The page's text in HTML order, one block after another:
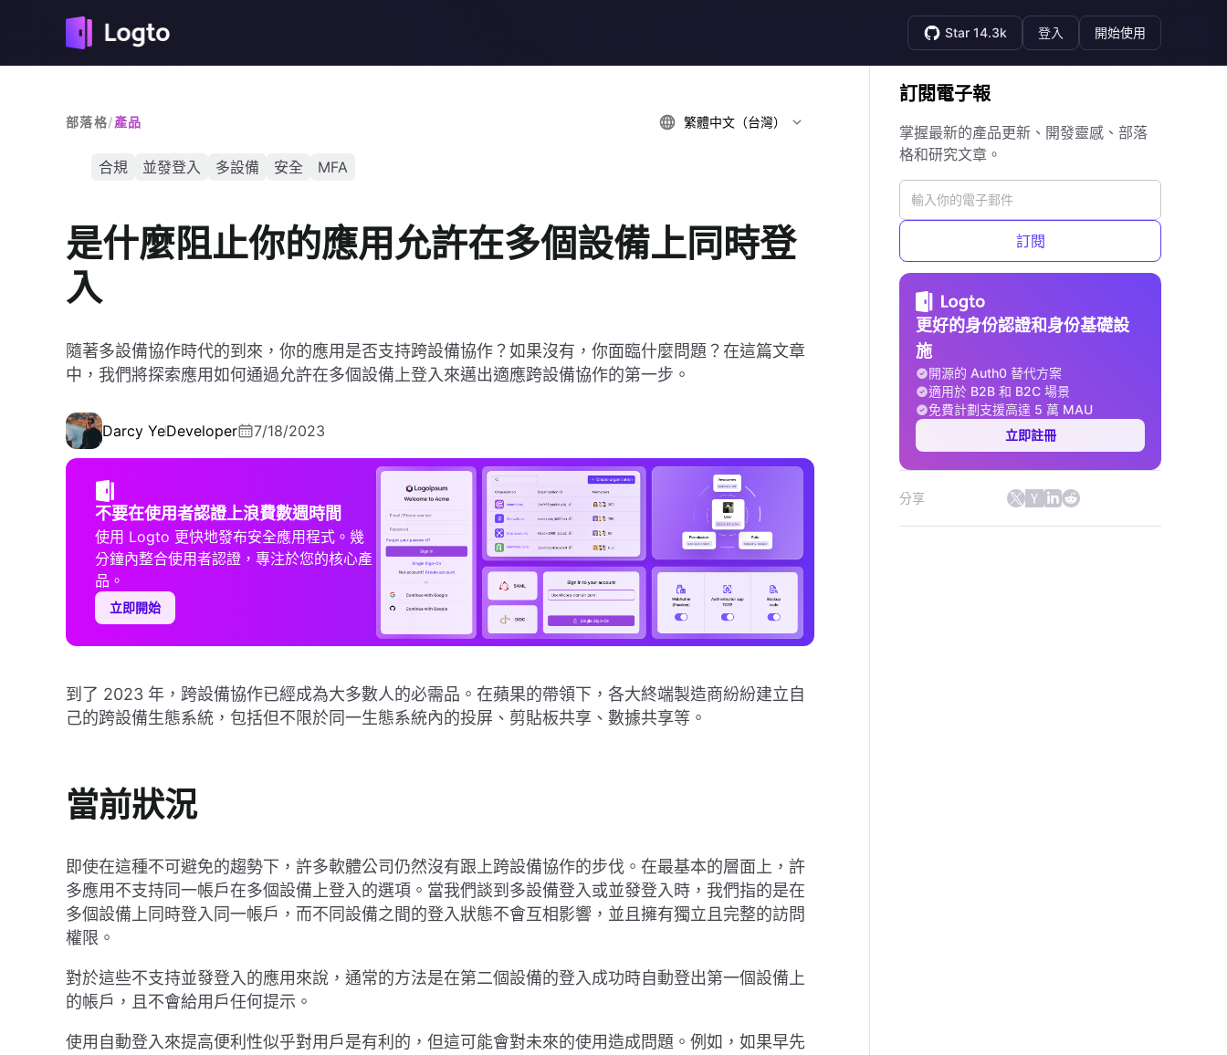
Star 14.3k 登入 開始使用
部落格/產品 繁體中文（台灣）
合規 並發登入 多設備 安全 MFA
是什麼阻止你的應用允許在多個設備上同時登
入
隨著多設備協作時代的到來，你的應用是否支持跨設備協作？如果沒有，你面臨什麼問題？在這篇文章
中，我們將探索應用如何通過允許在多個設備上登入來邁出適應跨設備協作的第一步。
Darcy YeDeveloper 7/18/2023
不要在使用者認證上浪費數週時間
使用 Logto 更快地發布安全應用程式。幾
分鐘內整合使用者認證，專注於您的核心產
品。
立即開始
到了 2023 年，跨設備協作已經成為大多數人的必需品。在蘋果的帶領下，各大終端製造商紛紛建立自
己的跨設備生態系統，包括但不限於同一生態系統內的投屏、剪貼板共享、數據共享等。
當前狀況
即使在這種不可避免的趨勢下，許多軟體公司仍然沒有跟上跨設備協作的步伐。在最基本的層面上，許
多應用不支持同一帳戶在多個設備上登入的選項。當我們談到多設備登入或並發登入時，我們指的是在
多個設備上同時登入同一帳戶，而不同設備之間的登入狀態不會互相影響，並且擁有獨立且完整的訪問
權限。
對於這些不支持並發登入的應用來說，通常的方法是在第二個設備的登入成功時自動登出第一個設備上
的帳戶，且不會給用戶任何提示。
使用自動登入來提高便利性似乎對用戶是有利的，但這可能會對未來的使用造成問題。例如，如果早先
訂閱電子報
掌握最新的產品更新、開發靈感、部落
格和研究文章。
訂閱
更好的身份認證和身份基礎設
施
開源的 Auth0 替代方案
適用於 B2B 和 B2C 場景
免費計劃支援高達 5 萬 MAU
立即註冊
分享